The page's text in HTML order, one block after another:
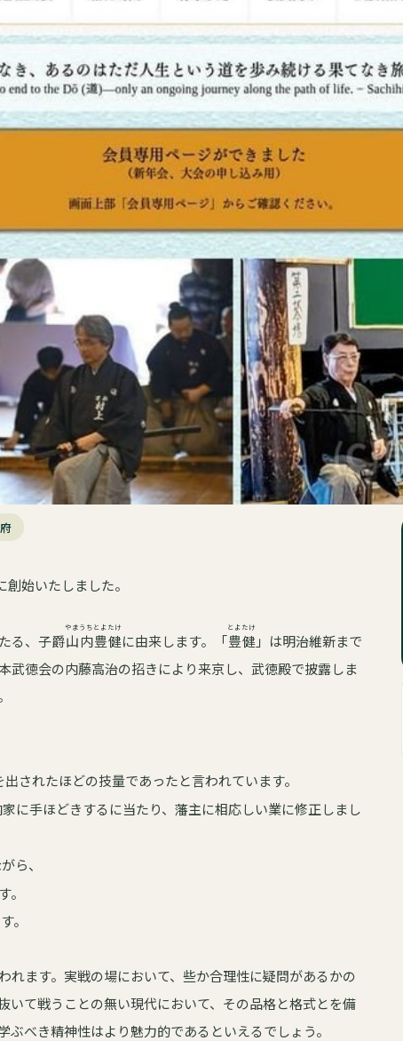
創始いたしました。
る、子爵山内豊健
やまうちとよたけ
に由来します。「豊健
とよたけ
」は明治維新まで
武徳会の内藤高治の招きにより来京し、武徳殿で披露しま
されたほどの技量であったと言われています。
に手ほどきするに当たり、藩主に相応しい業に修正しまし
ら、
。
ます。実戦の場において、些か合理性に疑問があるかの
いて戦うことの無い現代において、その品格と格式とを備
べき精神性はより魅力的であるといえるでしょう。